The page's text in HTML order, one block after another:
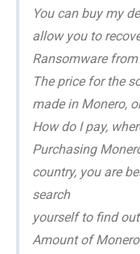
You can buy my
allow you to
Ransomware
The price for the
made in Monero,
How do I pay,
Purchasing
country, you are
search
yourself to find
Amount of